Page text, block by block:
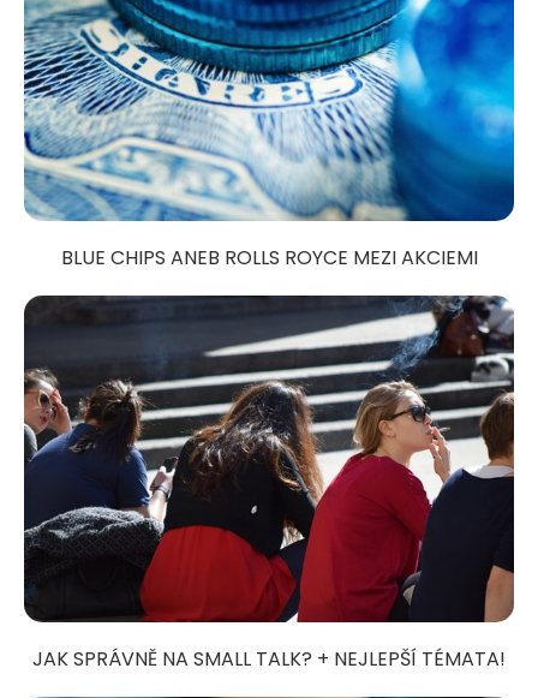
BLUE CHIPS ANEB ROLLS ROYCE MEZI AKCIEMI
JAK SPRÁVNĚ NA SMALL TALK? + NEJLEPŠÍ TÉMATA!